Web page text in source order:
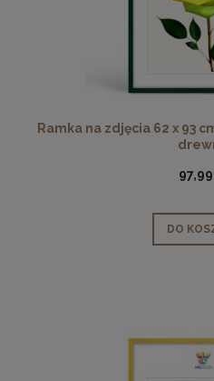
Ramka na zdjęcia 62 x 93
97,99
DO